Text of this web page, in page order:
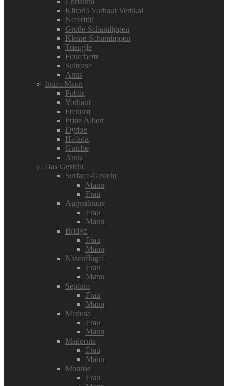
Klitoris Vorhaut Vertikal
Neferititi
Große Schamlippen
Kleine Schamlippen
Triangle
Fourchette
Suitcase
Anus
Intim-Mann
Public
Vorhaut
Frenum
Prinz Albert
Dydoe
Hafada
Guiche
Anus
Das Gesicht
Surface-Gesicht
Mann
Frau
Augenbraue
Frau
Mann
Bridge
Frau
Mann
Nasenflügel
Frau
Mann
Septum
Frau
Mann
Medusa
Frau
Mann
Madonna
Frau
Mann
Monroe
Frau